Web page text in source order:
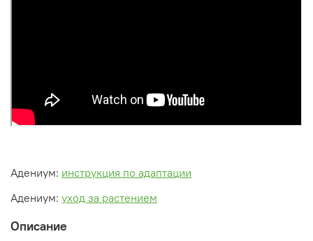
Адениум: инструкция по адаптации
Адениум: уход за растением
Описание